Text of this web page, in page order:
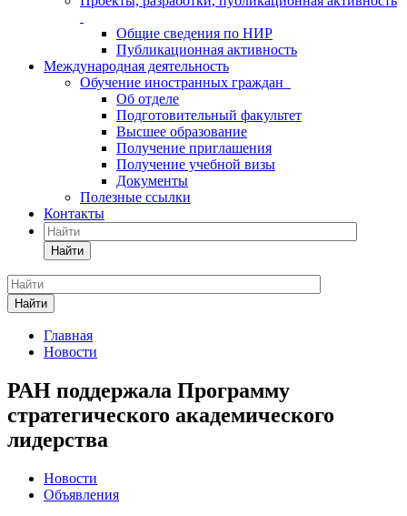
Общие сведения по НИР
Публикационная активность
Международная деятельность
Обучение иностранных граждан
Об отделе
Подготовительный факультет
Высшее образование
Получение приглашения
Получение учебной визы
Документы
Полезные ссылки
Контакты
Найти
Найти
Главная
Новости
РАН поддержала Программу
стратегического академического
лидерства
Новости
Объявления